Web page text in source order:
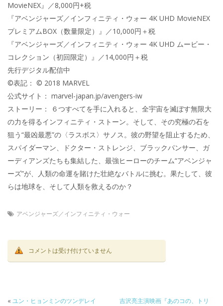
MovieNEX』／8,000円+税
『アベンジャーズ／インフィニティ・ウォー 4K UHD MovieNEX
プレミアムBOX（数量限定）』／10,000円＋税
『アベンジャーズ／インフィニティ・ウォー 4K UHD ムービー・
コレクション（初回限定）』／14,000円＋税
先行デジタル配信中
©表記： © 2018 MARVEL
公式サイト： marvel-japan.jp/avengers-iw
ストーリー： ６つすべてを手に入れると、全宇宙を滅ぼす無限大
の力を得るインフィニティ・ストーン。そして、その究極の石を
狙う“最凶最悪”の〈ラスボス〉サノス。彼の野望を阻止するため、
スパイダーマン、ドクター・ストレンジ、ブラックパンサー、ガ
ーディアンズたちも集結した、最強ヒーローのチーム“アベンジャ
ーズ”が、人類の命運を賭けた壮絶なバトルに挑む。果たして、彼
らは地球を、そして人類を救えるのか？
アベンジャーズ／インフィニティ・ウォー
コメントは受け付けていません
« ユン・ヒョンミンのツンデレイ
吉沢亮主演映画『あのコの、トリ